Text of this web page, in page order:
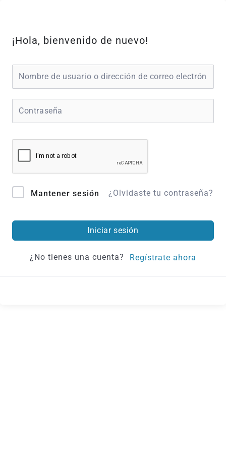
contenido
¡Hola, bienvenido de nuevo!
Mantener sesión ¿Olvidaste tu contraseña?
Iniciar sesión
¿No tienes una cuenta? Regístrate ahora